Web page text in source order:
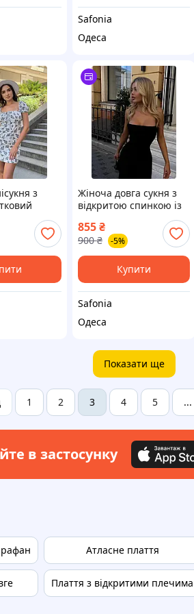
Safonia
Одеса
з
SF 0210
Жіноча довга сукня з
відкритою спинкою із
бретелях SF 0210
855 ₴
900 ₴ -5%
Купити
Safonia
Одеса
Показати ще
1 2 3 4 5 ...
в застосунку
Атласне плаття
Плаття з відкритими плечима